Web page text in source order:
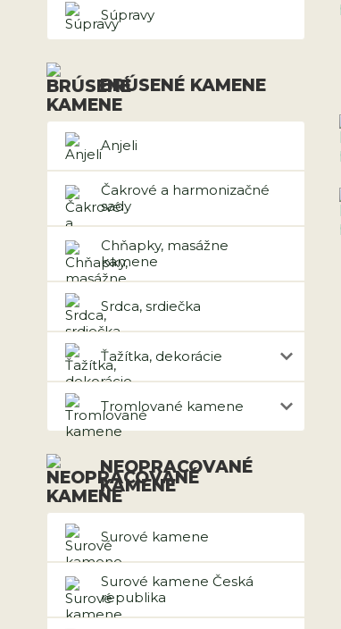
Súpravy
BRÚSENÉ KAMENE
Anjeli
Čakrové a harmonizačné
sady
Chňapky, masážne
kamene
Srdca, srdiečka
Ťažítka, dekorácie
Tromlované kamene
NEOPRACOVANÉ
KAMENE
Surové kamene
Surové kamene Česká
republika